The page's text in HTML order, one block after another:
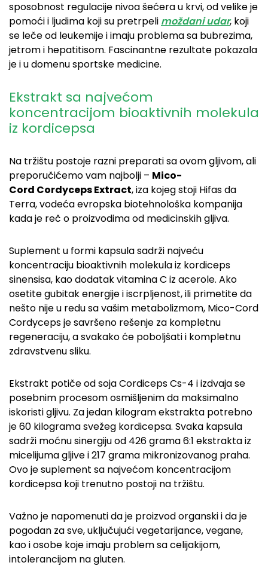
sposobnost regulacije nivoa šećera u krvi, od velike je
pomoći i ljudima koji su pretrpeli moždani udar, koji
se leče od leukemije i imaju problema sa bubrezima,
jetrom i hepatitisom. Fascinantne rezultate pokazala
je i u domenu sportske medicine.
Ekstrakt sa najvećom
koncentracijom bioaktivnih molekula
iz kordicepsa
Na tržištu postoje razni preparati sa ovom gljivom, ali
preporučićemo vam najbolji – Mico-
Cord Cordyceps Extract, iza kojeg stoji Hifas da
Terra, vodeća evropska biotehnološka kompanija
kada je reč o proizvodima od medicinskih gljiva.
Suplement u formi kapsula sadrži najveću
koncentraciju bioaktivnih molekula iz kordiceps
sinensisa, kao dodatak vitamina C iz acerole. Ako
osetite gubitak energije i iscrpljenost, ili primetite da
nešto nije u redu sa vašim metabolizmom, Mico-Cord
Cordyceps je savršeno rešenje za kompletnu
regeneraciju, a svakako će poboljšati i kompletnu
zdravstvenu sliku.
Ekstrakt potiče od soja Cordiceps Cs-4 i izdvaja se
posebnim procesom osmišljenim da maksimalno
iskoristi gljivu. Za jedan kilogram ekstrakta potrebno
je 60 kilograma svežeg kordicepsa. Svaka kapsula
sadrži moćnu sinergiju od 426 grama 6:1 ekstrakta iz
micelijuma gljive i 217 grama mikronizovanog praha.
Ovo je suplement sa najvećom koncentracijom
kordicepsa koji trenutno postoji na tržištu.
Važno je napomenuti da je proizvod organski i da je
pogodan za sve, uključujući vegetarijance, vegane,
kao i osobe koje imaju problem sa celijakijom,
intolerancijom na gluten.